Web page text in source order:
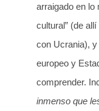
arraigado en lo
cultural” (de
con Ucrania),
europeo y
comprender.
inmenso que